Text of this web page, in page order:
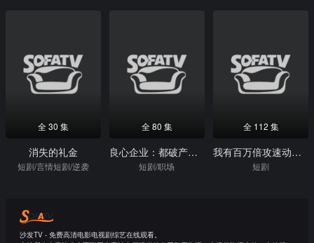
全 30 集
消失的礼金
短剧/言情短剧/逆袭
全 80 集
良心企业：都破产了还给灾区捐钱
短剧/职场
全 112 集
我有百万倍攻速动态漫画第1季
短剧
沙发TV - 免费高清电影电视剧综艺在线观看。